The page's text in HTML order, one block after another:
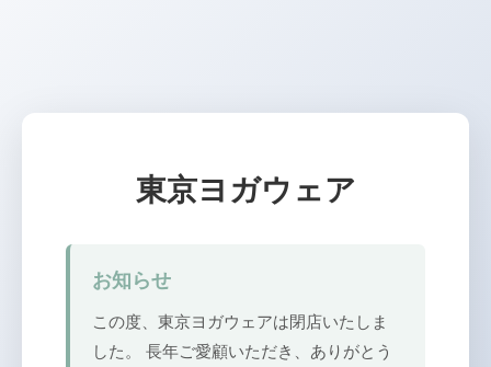
東京ヨガウェア
お知らせ
この度、東京ヨガウェアは閉店いたしま
した。 長年ご愛顧いただき、ありがとう